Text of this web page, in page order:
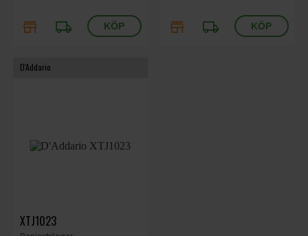
store local_shipping store local_shipping
D'Addario
XTJ1023